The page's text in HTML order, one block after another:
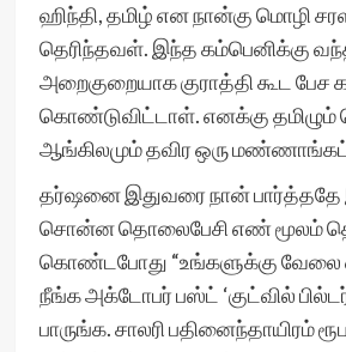
ஹிந்தி, தமிழ் என நான்கு மொழி
தெரிந்தவள். இந்த கம்பெனிக்கு வந்த
அறைகுறையாக குராத்தி கூட பேச
கொண்டுவிட்டாள். எனக்கு
ஆங்கிலமும் தவிர ஒரு
தர்ஷனை இதுவரை நான்
சொன்ன தொலைபேசி எண் மூலம்
கொண்டபோது “உங்களுக்கு வேலை
நீங்க அக்டோபர் பஸ்ட் ‘குட்வில்
பாருங்க. சாலரி பதினைந்தாயிரம்